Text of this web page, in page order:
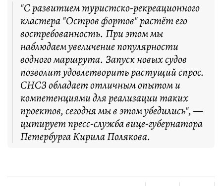
"С развитием туристско-рекреационного
кластера "Остров фортов" растёт его
востребованность. При этом мы
наблюдаем увеличение популярности
водного маршрута. Запуск новых судов
позволит удовлетворить растущий спрос.
СНСЗ обладает отличным опытом и
компетенциями для реализации таких
проектов, сегодня мы в этом убедились", —
цитирует пресс-служба вице-губернатора
Петербурга Кирила Полякова.